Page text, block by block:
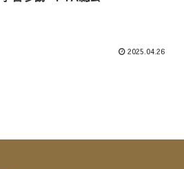
2025.04.26